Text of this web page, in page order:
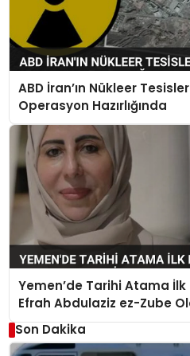
ABD İran’ın Nükleer
Operasyon Hazırlığında
Yemen’de Tarihi Atama İlk
Efrah Abdulaziz ez-Zube
Son Dakika